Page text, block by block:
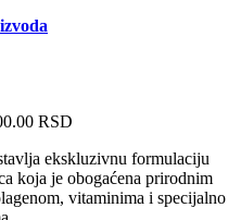
RSD
ekskluzivnu formulaciju
koja je obogaćena prirodnim
vitaminima i specijalno